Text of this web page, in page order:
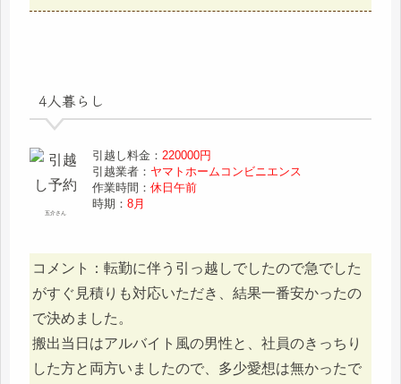
4人暮らし
五介さん
引越し料金： 220000円
引越業者： ヤマトホームコンビニエンス
作業時間：休日午前
時期：8月
コメント：転勤に伴う引っ越しでしたので急でした
がすぐ見積りも対応いただき、結果一番安かったの
で決めました。
搬出当日はアルバイト風の男性と、社員のきっちり
した方と両方いましたので、多少愛想は無かったで